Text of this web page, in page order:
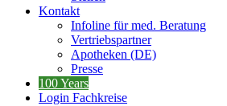
Kontakt
Infoline für med. Beratung
Vertriebspartner
Apotheken (DE)
Presse
100 Years
Login Fachkreise